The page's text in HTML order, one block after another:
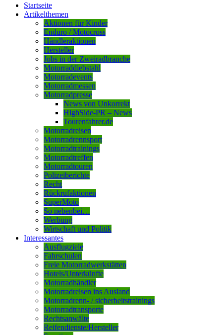
Startseite
Artikelthemen
Aktionen für Kinder
Enduro / Motocross
Händleraktionen
Hersteller
Jobs in der Zweiradbranche
Motorraddiebstahl
Motorradevents
Motorradmessen
Motorradpresse
News von Unkorrekt
HighSide-PR – News
Tourenfahrer.de
Motorradreisen
Motorradrennsport
Motorradtrainings
Motorradtreffen
Motorradtouren
Polizeiberichte
Recht
Rückrufaktionen
SuperMoto
So nebenbei…
Werbung
Wirtschaft und Politik
Interessantes
Ausflugziele
Fahrschulen
Freie Motorradwerkstätten
Hotels/Unterkünfte
Motorradhändler
Motorradreisen ins Ausland
Motorradrenn- / sicherheitstrainings
Motorradtransporte
Rechtsanwälte
Reifendienste/Hersteller